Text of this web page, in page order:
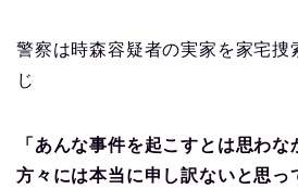
警察は時森容疑者の実家を家宅捜
じ
「あんな事件を起こすとは思わ
方々には本当に申し訳ないと思っ